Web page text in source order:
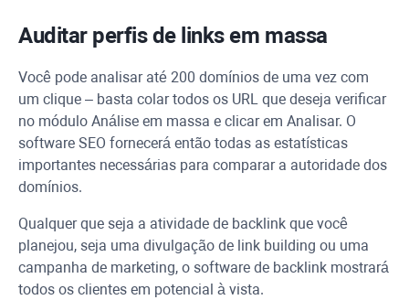
Auditar perfis de links em massa
Você pode analisar até 200 domínios de uma vez com
um clique – basta colar todos os URL que deseja verificar
no módulo Análise em massa e clicar em Analisar. O
software SEO fornecerá então todas as estatísticas
importantes necessárias para comparar a autoridade dos
domínios.
Qualquer que seja a atividade de backlink que você
planejou, seja uma divulgação de link building ou uma
campanha de marketing, o software de backlink mostrará
todos os clientes em potencial à vista.